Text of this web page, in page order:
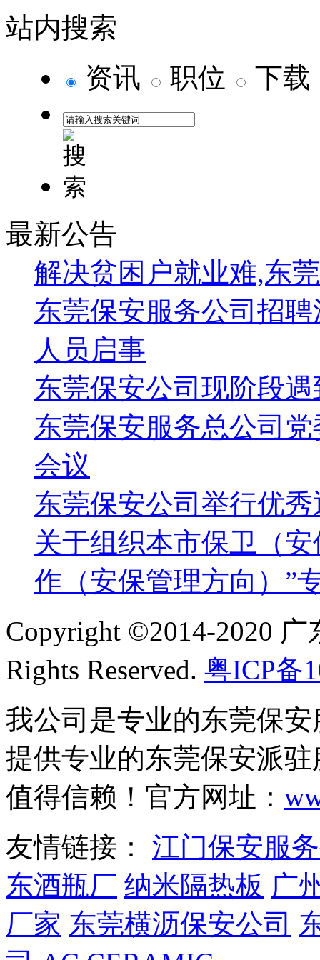
站内搜索
资讯
职位 下载
最新公告
解决贫困户就业难,东
东莞保安服务公司招
人员启事
东莞保安公司现阶段
东莞保安服务总公司
会议
东莞保安公司举行优
关于组织本市保卫（
作（安保管理方向）”
Copyright ©2014-2020
Rights Reserved. 粤ICP备
我公司是专业的东莞保
提供专业的东莞保安派
值得信赖！官方网址：
友情链接： 江门保安服
东酒瓶厂 纳米隔热板 广
厂家 东莞横沥保安公司